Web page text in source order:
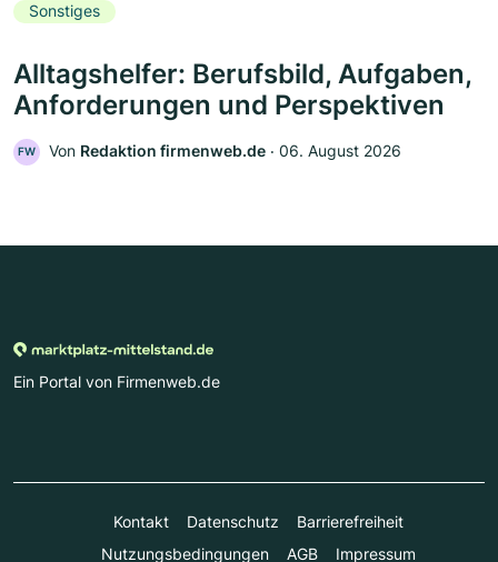
Sonstiges
Alltagshelfer: Berufsbild, Aufgaben,
Anforderungen und Perspektiven
FW Von Redaktion firmenweb.de ‧ 06. August 2026
Ein Portal von Firmenweb.de
Kontakt Datenschutz
Barrierefreiheit
Nutzungsbedingungen
AGB Impressum